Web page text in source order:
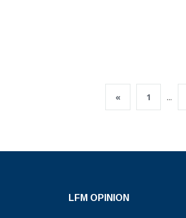
« 1 ...
LFM OPINION